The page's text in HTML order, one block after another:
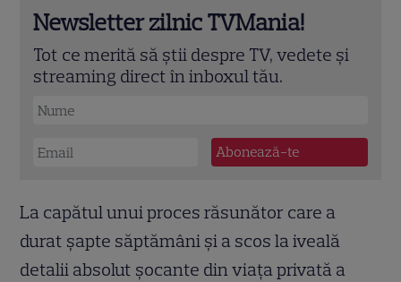
Newsletter zilnic TVMania!
Tot ce merită să știi despre TV, vedete și
streaming direct în inboxul tău.
La capătul unui proces răsunător care a
durat șapte săptămâni și a scos la iveală
detalii absolut șocante din viața privată a